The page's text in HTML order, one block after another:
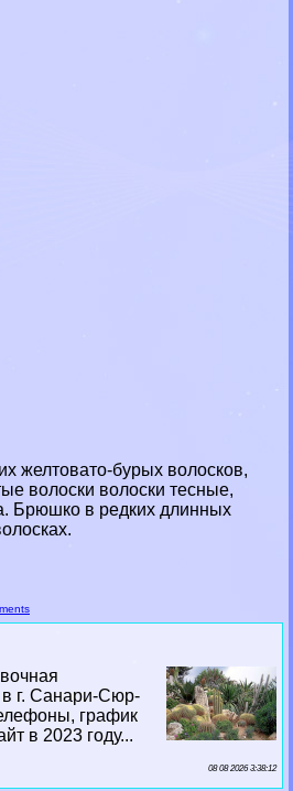
желтовато-бурых волосков,
волоски волоски тесные,
Брюшко в редких длинных
г. Санари-Сюр-
график
в 2023 году...
08 08 2026 3:38:12